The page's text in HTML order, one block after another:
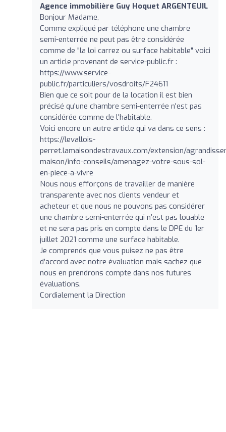
Agence immobilière Guy Hoquet ARGENTEUIL
Bonjour Madame,
Comme expliqué par téléphone une chambre
semi-enterrée ne peut pas être considérée
comme de "la loi carrez ou surface habitable" voici
un article provenant de service-public.fr :
https://www.service-
public.fr/particuliers/vosdroits/F24611
Bien que ce soit pour de la location il est bien
précisé qu'une chambre semi-enterrée n'est pas
considérée comme de l'habitable.
Voici encore un autre article qui va dans ce sens :
https://levallois-
perret.lamaisondestravaux.com/extension/
maison/info-conseils/amenagez-votre-sous-sol-
en-piece-a-vivre
Nous nous efforçons de travailler de manière
transparente avec nos clients vendeur et
acheteur et que nous ne pouvons pas considérer
une chambre semi-enterrée qui n’est pas louable
et ne sera pas pris en compte dans le DPE du 1er
juillet 2021 comme une surface habitable.
Je comprends que vous puisez ne pas être
d’accord avec notre évaluation mais sachez que
nous en prendrons compte dans nos futures
évaluations.
Cordialement la Direction